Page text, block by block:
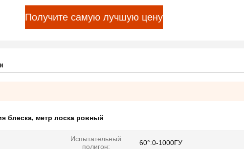
Получите самую лучшую цену
блеска, метр лоска ровный
Испытательный
полигон:
60°:0-1000ГУ